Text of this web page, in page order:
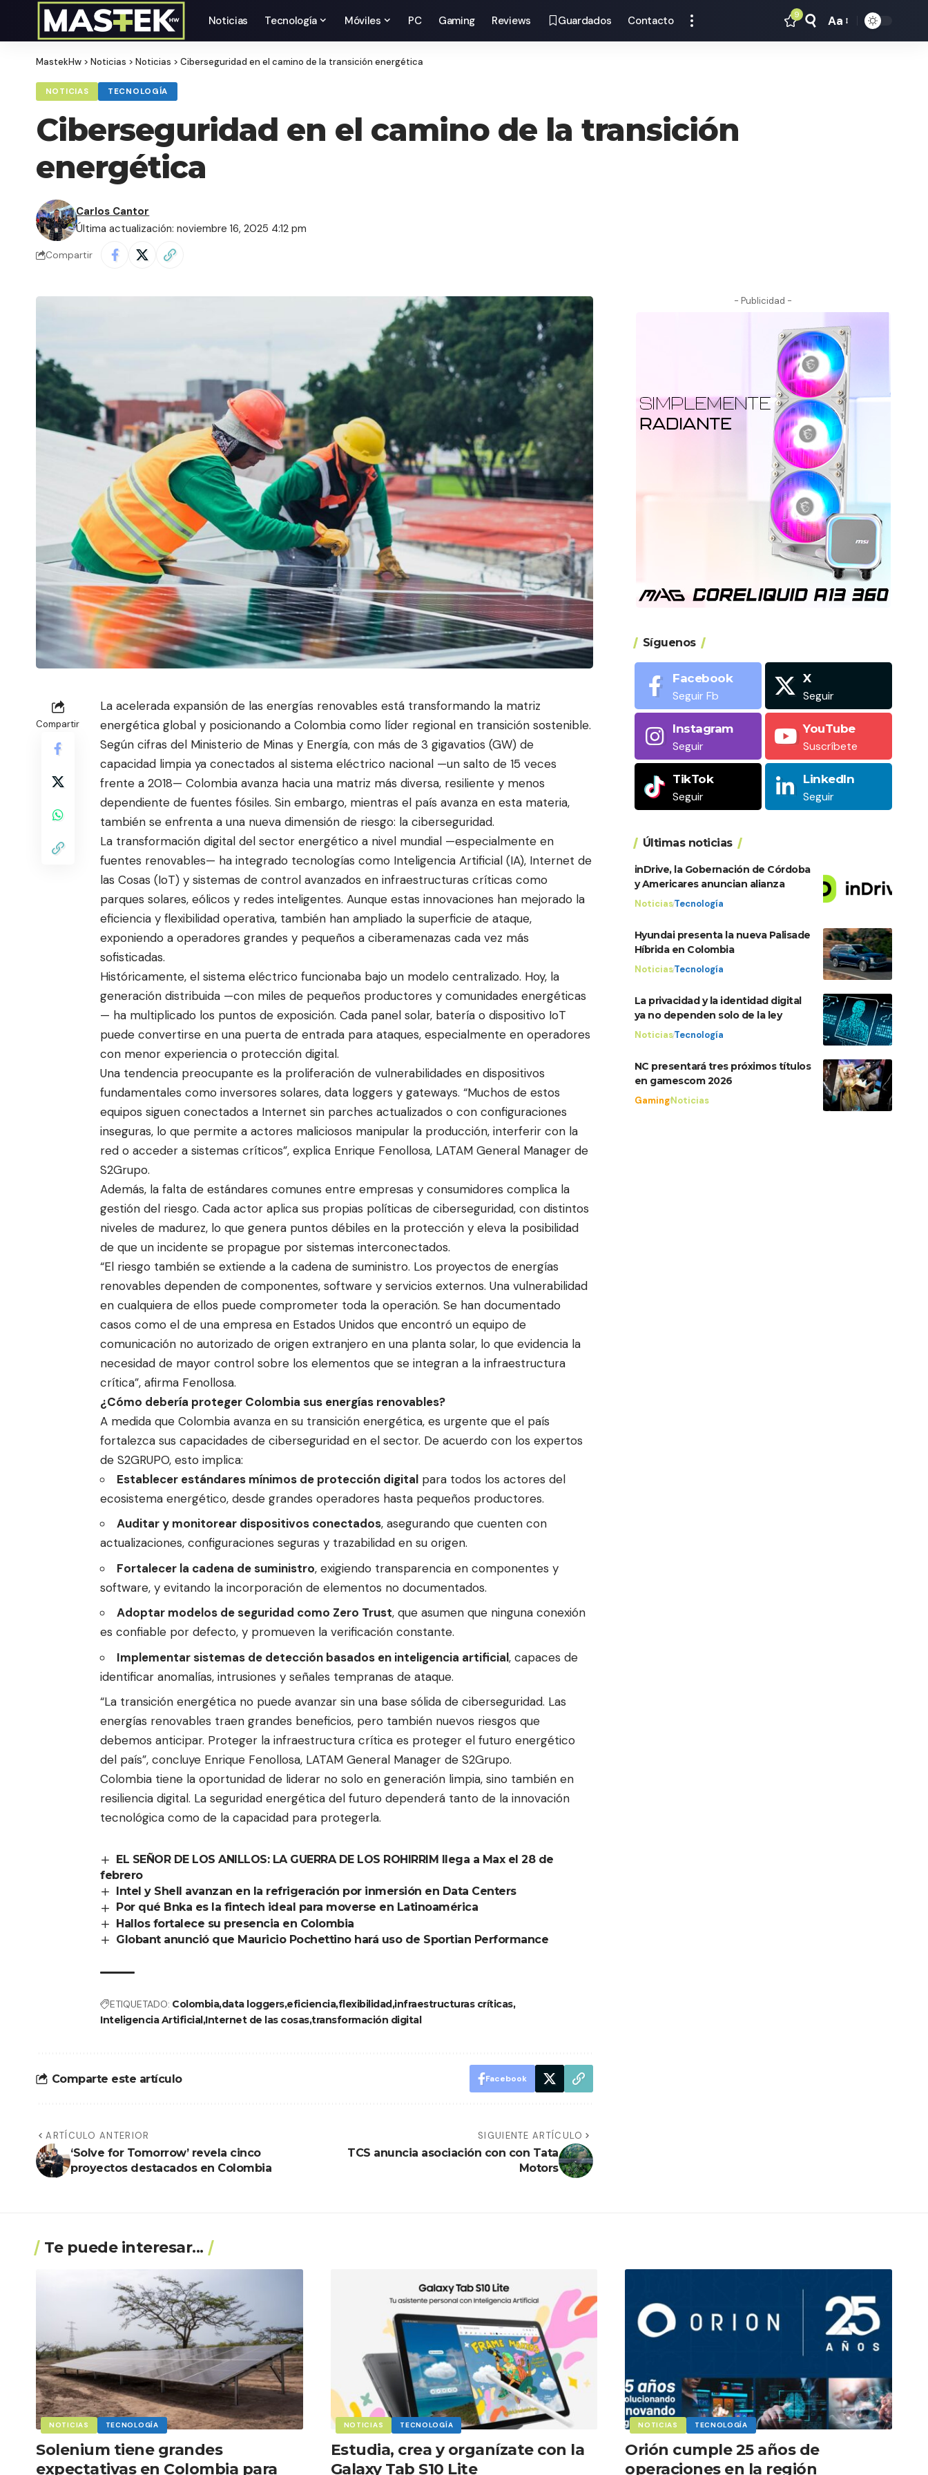
Noticias Tecnología Móviles PC Gaming Reviews Guardados Contacto 9
Tamaño
Aa
MastekHw > Noticias > Noticias > Ciberseguridad en el camino de la transición energética
NOTICIAS TECNOLOGÍA
Ciberseguridad en el camino de la transición
energética
Última actualización: noviembre 16, 2025 4:12 pm
Carlos Cantor
Compartir
Compartir
La acelerada expansión de las energías renovables está transformando la matriz
energética global y posicionando a Colombia como líder regional en transición sostenible.
Según cifras del Ministerio de Minas y Energía, con más de 3 gigavatios (GW) de
capacidad limpia ya conectados al sistema eléctrico nacional —un salto de 15 veces
frente a 2018— Colombia avanza hacia una matriz más diversa, resiliente y menos
dependiente de fuentes fósiles. Sin embargo, mientras el país avanza en esta materia,
también se enfrenta a una nueva dimensión de riesgo: la ciberseguridad.
La transformación digital del sector energético a nivel mundial —especialmente en
fuentes renovables— ha integrado tecnologías como Inteligencia Artificial (IA), Internet de
las Cosas (IoT) y sistemas de control avanzados en infraestructuras críticas como
parques solares, eólicos y redes inteligentes. Aunque estas innovaciones han mejorado la
eficiencia y flexibilidad operativa, también han ampliado la superficie de ataque,
exponiendo a operadores grandes y pequeños a ciberamenazas cada vez más
sofisticadas.
Históricamente, el sistema eléctrico funcionaba bajo un modelo centralizado. Hoy, la
generación distribuida —con miles de pequeños productores y comunidades energéticas
— ha multiplicado los puntos de exposición. Cada panel solar, batería o dispositivo IoT
puede convertirse en una puerta de entrada para ataques, especialmente en operadores
con menor experiencia o protección digital.
Una tendencia preocupante es la proliferación de vulnerabilidades en dispositivos
fundamentales como inversores solares, data loggers y gateways. “Muchos de estos
equipos siguen conectados a Internet sin parches actualizados o con configuraciones
inseguras, lo que permite a actores maliciosos manipular la producción, interferir con la
red o acceder a sistemas críticos”, explica Enrique Fenollosa, LATAM General Manager de
S2Grupo.
Además, la falta de estándares comunes entre empresas y consumidores complica la
gestión del riesgo. Cada actor aplica sus propias políticas de ciberseguridad, con distintos
niveles de madurez, lo que genera puntos débiles en la protección y eleva la posibilidad
de que un incidente se propague por sistemas interconectados.
“El riesgo también se extiende a la cadena de suministro. Los proyectos de energías
renovables dependen de componentes, software y servicios externos. Una vulnerabilidad
en cualquiera de ellos puede comprometer toda la operación. Se han documentado
casos como el de una empresa en Estados Unidos que encontró un equipo de
comunicación no autorizado de origen extranjero en una planta solar, lo que evidencia la
necesidad de mayor control sobre los elementos que se integran a la infraestructura
crítica”, afirma Fenollosa.
¿Cómo debería proteger Colombia sus energías renovables?
A medida que Colombia avanza en su transición energética, es urgente que el país
fortalezca sus capacidades de ciberseguridad en el sector. De acuerdo con los expertos
de S2GRUPO, esto implica:
Establecer estándares mínimos de protección digital para todos los actores del
ecosistema energético, desde grandes operadores hasta pequeños productores.
Auditar y monitorear dispositivos conectados, asegurando que cuenten con
actualizaciones, configuraciones seguras y trazabilidad en su origen.
Fortalecer la cadena de suministro, exigiendo transparencia en componentes y
software, y evitando la incorporación de elementos no documentados.
Adoptar modelos de seguridad como Zero Trust, que asumen que ninguna conexión
es confiable por defecto, y promueven la verificación constante.
Implementar sistemas de detección basados en inteligencia artificial, capaces de
identificar anomalías, intrusiones y señales tempranas de ataque.
“La transición energética no puede avanzar sin una base sólida de ciberseguridad. Las
energías renovables traen grandes beneficios, pero también nuevos riesgos que
debemos anticipar. Proteger la infraestructura crítica es proteger el futuro energético
del país”, concluye Enrique Fenollosa, LATAM General Manager de S2Grupo.
Colombia tiene la oportunidad de liderar no solo en generación limpia, sino también en
resiliencia digital. La seguridad energética del futuro dependerá tanto de la innovación
tecnológica como de la capacidad para protegerla.
EL SEÑOR DE LOS ANILLOS: LA GUERRA DE LOS ROHIRRIM llega a Max el 28 de
febrero
Intel y Shell avanzan en la refrigeración por inmersión en Data Centers
Por qué Bnka es la fintech ideal para moverse en Latinoamérica
Hallos fortalece su presencia en Colombia
Globant anunció que Mauricio Pochettino hará uso de Sportian Performance
ETIQUETADO: Colombiadata loggerseficienciaflexibilidadinfraestructuras críticas
Inteligencia ArtificialInternet de las cosastransformación digital
Comparte este artículo Facebook
ARTÍCULO ANTERIOR
‘Solve for Tomorrow’ revela cinco
proyectos destacados en Colombia
SIGUIENTE ARTÍCULO
TCS anuncia asociación con con Tata
Motors
- Publicidad -
Síguenos
Facebook
Seguir Fb
X
Seguir
Instagram
Seguir
YouTube
Suscríbete
TikTok
Seguir
LinkedIn
Seguir
Últimas noticias
inDrive, la Gobernación de Córdoba
y Americares anuncian alianza
NoticiasTecnología
Hyundai presenta la nueva Palisade
Híbrida en Colombia
NoticiasTecnología
La privacidad y la identidad digital
ya no dependen solo de la ley
NoticiasTecnología
NC presentará tres próximos títulos
en gamescom 2026
GamingNoticias
Te puede interesar...
NOTICIAS TECNOLOGÍA
Solenium tiene grandes
expectativas en Colombia para
NOTICIAS TECNOLOGÍA
Estudia, crea y organízate con la
Galaxy Tab S10 Lite
NOTICIAS TECNOLOGÍA
Orión cumple 25 años de
operaciones en la región